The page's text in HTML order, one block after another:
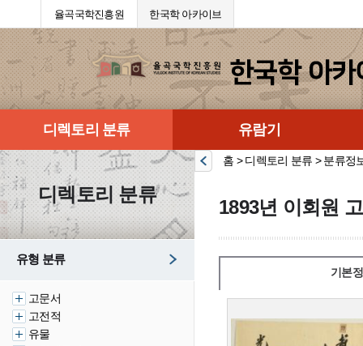
율곡국학진흥원 한국학 아카이브
디렉토리 분류 유람기
디렉토리 분류
유형 분류
고문서
고전적
유물
홈 > 디렉토리 분류 > 분류정
1893년 이회원
기본